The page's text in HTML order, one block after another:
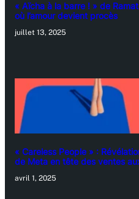
« Aïcha à la barre ! » de
où l’amour devient procès
juillet 13, 2025
« Careless People » :
de Meta en tête des ventes
avril 1, 2025